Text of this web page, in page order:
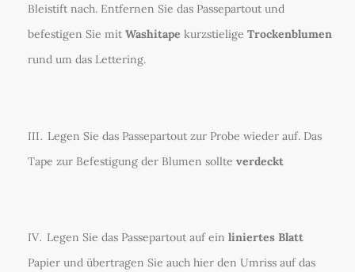
Bleistift nach. Entfernen Sie das Passepartout und
befestigen Sie mit Washitape kurzstielige Trockenblumen
rund um das Lettering.
Legen Sie das Passepartout zur Probe wieder auf. Das
Tape zur Befestigung der Blumen sollte verdeckt
Legen Sie das Passepartout auf ein liniertes Blatt
Papier und übertragen Sie auch hier den Umriss auf das